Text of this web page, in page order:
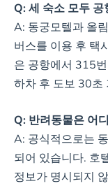
Q: 세 숙소 모두
A: 동궁모텔과 올
버스를 이용 후 택
은 공항에서 315
하차 후 도보 30초
Q: 반려동물은 어
A: 공식적으로는
되어 있습니다. 호
정보가 명시되지